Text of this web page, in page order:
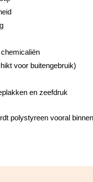
voor buitengebruik)
en zeefdruk
polystyreen vooral